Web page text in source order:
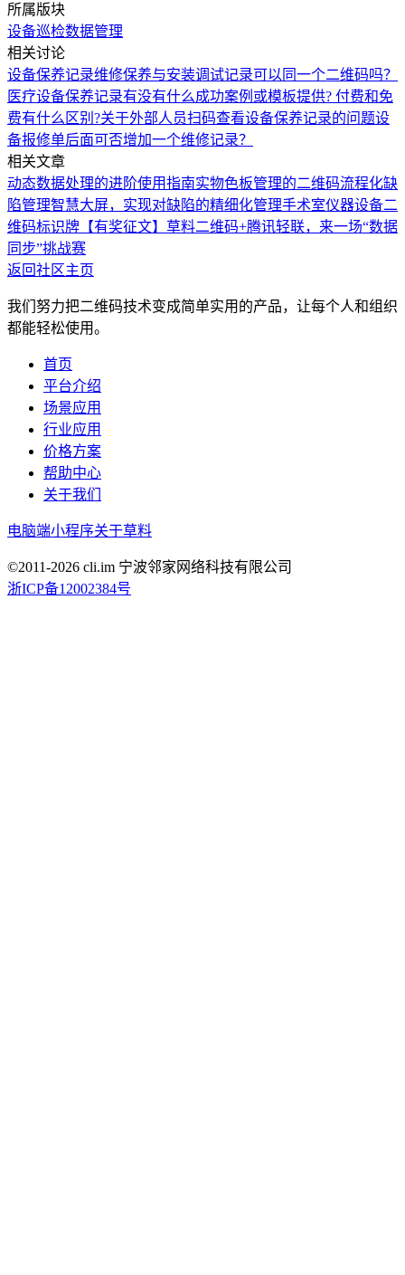
所属版块
设备巡检数据管理
相关讨论
设备保养记录维修保养与安装调试记录可以同一个二维码吗？
医疗设备保养记录有没有什么成功案例或模板提供? 付费和免
费有什么区别?关于外部人员扫码查看设备保养记录的问题设
备报修单后面可否增加一个维修记录？
相关文章
动态数据处理的进阶使用指南实物色板管理的二维码流程化缺
陷管理智慧大屏，实现对缺陷的精细化管理手术室仪器设备二
维码标识牌 【有奖征文】草料二维码+腾讯轻联，来一场“数据
同步”挑战赛
返回社区主页
我们努力把二维码技术变成简单实用的产品，让每个人和组织
都能轻松使用。
首页
平台介绍
场景应用
行业应用
价格方案
帮助中心
关于我们
电脑端小程序关于草料
©2011-2026 cli.im 宁波邻家网络科技有限公司
浙ICP备12002384号